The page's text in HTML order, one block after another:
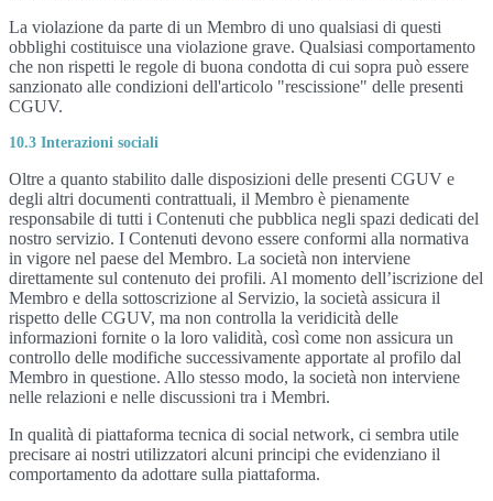
La violazione da parte di un Membro di uno qualsiasi di questi
obblighi costituisce una violazione grave. Qualsiasi comportamento
che non rispetti le regole di buona condotta di cui sopra può essere
sanzionato alle condizioni dell'articolo "rescissione" delle presenti
CGUV.
10.3 Interazioni sociali
Oltre a quanto stabilito dalle disposizioni delle presenti CGUV e
degli altri documenti contrattuali, il Membro è pienamente
responsabile di tutti i Contenuti che pubblica negli spazi dedicati del
nostro servizio. I Contenuti devono essere conformi alla normativa
in vigore nel paese del Membro. La società non interviene
direttamente sul contenuto dei profili. Al momento dell’iscrizione del
Membro e della sottoscrizione al Servizio, la società assicura il
rispetto delle CGUV, ma non controlla la veridicità delle
informazioni fornite o la loro validità, così come non assicura un
controllo delle modifiche successivamente apportate al profilo dal
Membro in questione. Allo stesso modo, la società non interviene
nelle relazioni e nelle discussioni tra i Membri.
In qualità di piattaforma tecnica di social network, ci sembra utile
precisare ai nostri utilizzatori alcuni principi che evidenziano il
comportamento da adottare sulla piattaforma.